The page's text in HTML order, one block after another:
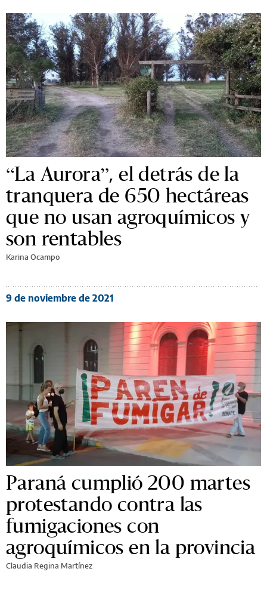
“La Aurora”, el detrás de la
tranquera de 650 hectáreas
que no usan agroquímicos y
son rentables
Karina Ocampo
9 de noviembre de 2021
Paraná cumplió 200 martes
protestando contra las
fumigaciones con
agroquímicos en la provincia
Claudia Regina Martínez